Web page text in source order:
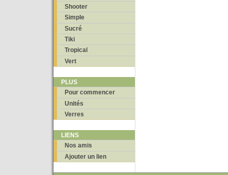
Shooter
Simple
Sucré
Tiki
Tropical
Vert
PLUS
Pour commencer
Unités
Verres
LIENS
Nos amis
Ajouter un lien